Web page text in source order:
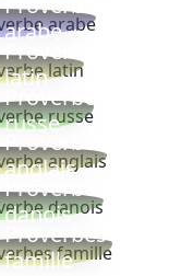
arabe
Proverbe
latin
Proverbe
russe
Proverbe
anglais
Proverbe
danois
Proverbes
famille